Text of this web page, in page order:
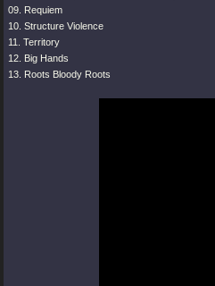
09. Requiem
10. Structure Violence
11. Territory
12. Big Hands
13. Roots Bloody Roots